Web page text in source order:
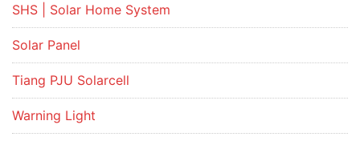
SHS | Solar Home System
Solar Panel
Tiang PJU Solarcell
Warning Light